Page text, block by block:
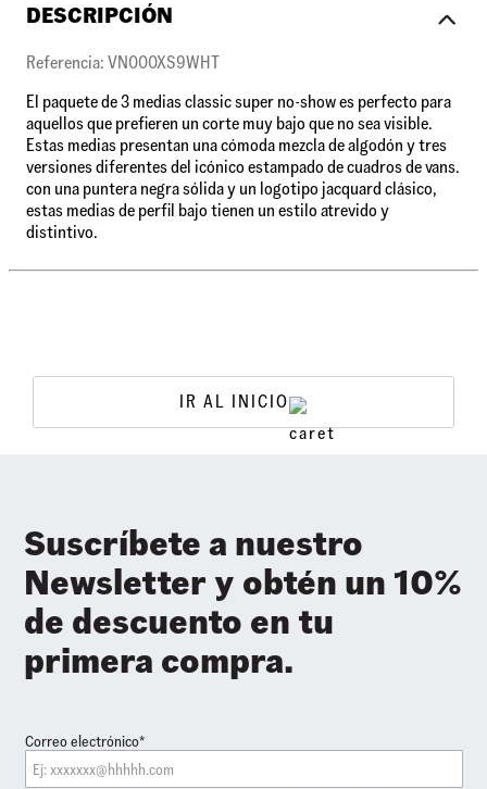
DESCRIPCIÓN
Referencia: VN000XS9WHT
El paquete de 3 medias classic super no-show es perfecto para
aquellos que prefieren un corte muy bajo que no sea visible.
Estas medias presentan una cómoda mezcla de algodón y tres
versiones diferentes del icónico estampado de cuadros de vans.
con una puntera negra sólida y un logotipo jacquard clásico,
estas medias de perfil bajo tienen un estilo atrevido y
distintivo.
IR AL INICIO
Suscríbete a nuestro
Newsletter y obtén un 10%
de descuento en tu
primera compra.
Correo electrónico*